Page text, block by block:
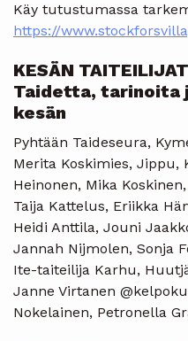
Käy tutustumassa
https://
KESÄN TAITEILIJAT
Taidetta, tarinoita
kesän
Pyhtään Taideseura,
Merita Koskimies, Jippu,
Heinonen, Mika
Taija Kattelus, Eriikka
Heidi Anttila, Jouni
Jannah Nijmolen, Sonja
Ite-taiteilija Karhu,
Janne Virtanen
Nokelainen, Petronella